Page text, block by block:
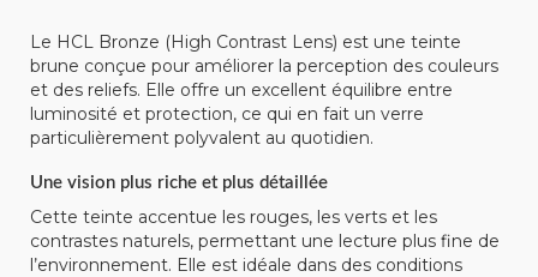
Le HCL Bronze (High Contrast Lens) est une teinte
brune conçue pour améliorer la perception des couleurs
et des reliefs. Elle offre un excellent équilibre entre
luminosité et protection, ce qui en fait un verre
particulièrement polyvalent au quotidien.
Une vision plus riche et plus détaillée
Cette teinte accentue les rouges, les verts et les
contrastes naturels, permettant une lecture plus fine de
l’environnement. Elle est idéale dans des conditions